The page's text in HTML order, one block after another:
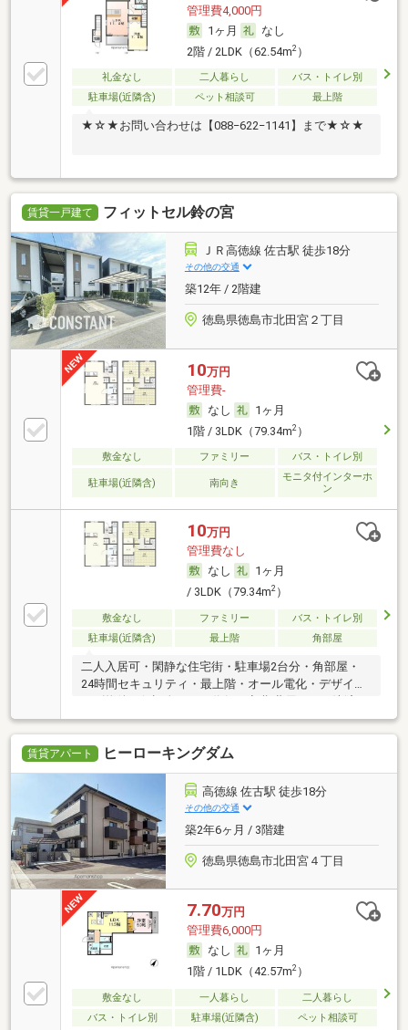
管理費4,000円
1ヶ月
なし
2階 / 2LDK（62.54m2）
礼金なし 二人暮らし
バス・トイレ別
駐車場(近隣含)
ペット相談可 最上階
★☆★お問い合わせは【088−622−1141】まで★☆★
賃貸一戸建て フィットセル鈴の宮
ＪＲ高徳線 佐古駅 徒歩18分
その他の交通
築12年 / 2階建
徳島県徳島市北田宮２丁目
10万円
管理費-
なし
1ヶ月
1階 / 3LDK（79.34m2）
敷金なし ファミリー バス・トイレ別
駐車場(近隣含) 南向き
モニタ付インターホ
ン
10万円
管理費なし
なし
1ヶ月
/ 3LDK（79.34m2）
敷金なし ファミリー
バス・トイレ別
駐車場(近隣含)
最上階 角部屋
二人入居可・閑静な住宅街・駐車場2台分・角部屋・
24時間セキュリティ・最上階・オール電化・デザイナ
ーズ物件・保証人不要／代行 ・初期費用カード決済可
賃貸アパート ヒーローキングダム
高徳線 佐古駅 徒歩18分
その他の交通
築2年6ヶ月 / 3階建
徳島県徳島市北田宮４丁目
7.70万円
管理費6,000円
なし
1ヶ月
1階 / 1LDK（42.57m2）
敷金なし 一人暮らし
二人暮らし
バス・トイレ別
駐車場(近隣含) ペット相談可